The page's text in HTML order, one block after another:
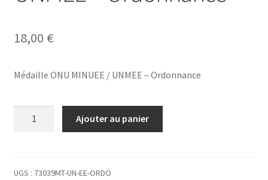
18,00 €
Médaille ONU MINUEE / UNMEE – Ordonnance
MINUEE
Ajouter au panier
UGS : 73039MT-UN-EE-ORDO